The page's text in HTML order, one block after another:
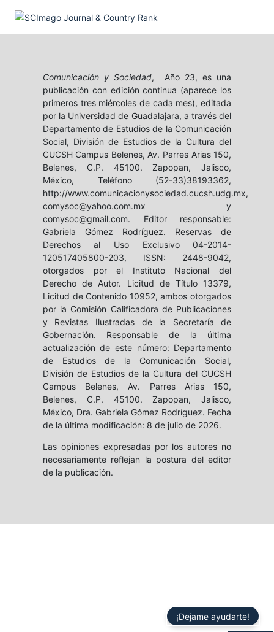
Comunicación y Sociedad, Año 23, es una
publicación con edición continua (aparece los
primeros tres miércoles de cada mes), editada
por la Universidad de Guadalajara, a través del
Departamento de Estudios de la Comunicación
Social, División de Estudios de la Cultura del
CUCSH Campus Belenes, Av. Parres Arias 150,
Belenes, C.P. 45100. Zapopan, Jalisco,
México, Teléfono (52-33)38193362,
http://www.comunicacionysociedad.cucsh.udg.mx,
comysoc@yahoo.com.mx y
comysoc@gmail.com. Editor responsable:
Gabriela Gómez Rodríguez. Reservas de
Derechos al Uso Exclusivo 04-2014-
120517405800-203, ISSN: 2448-9042,
otorgados por el Instituto Nacional del
Derecho de Autor. Licitud de Título 13379,
Licitud de Contenido 10952, ambos otorgados
por la Comisión Calificadora de Publicaciones
y Revistas Ilustradas de la Secretaría de
Gobernación. Responsable de la última
actualización de este número: Departamento
de Estudios de la Comunicación Social,
División de Estudios de la Cultura del CUCSH
Campus Belenes, Av. Parres Arias 150,
Belenes, C.P. 45100. Zapopan, Jalisco,
México, Dra. Gabriela Gómez Rodríguez. Fecha
de la última modificación: 8 de julio de 2026.
Las opiniones expresadas por los autores no
necesariamente reflejan la postura del editor
de la publicación.
¡Dejame ayudarte!